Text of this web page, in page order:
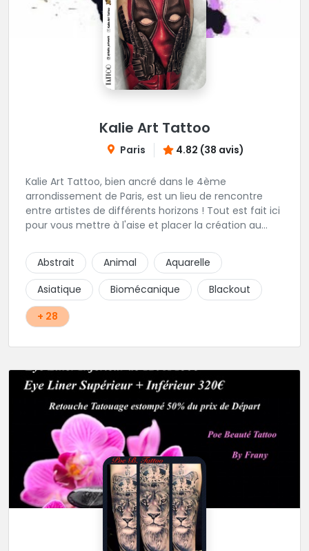
Kalie Art Tattoo
Paris 4.82 (38 avis)
Kalie Art Tattoo, bien ancré dans le 4ème
arrondissement de Paris, est un lieu de rencontre
entre artistes de différents horizons ! Tout est fait ici
pour vous mettre à l'aise et placer la création au
Abstrait
Animal
Aquarelle
Asiatique
Biomécanique
Blackout
+ 28